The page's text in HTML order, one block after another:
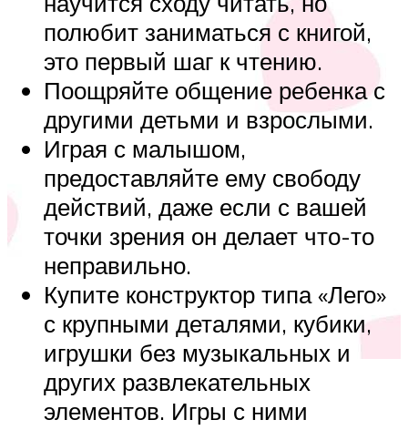
полюбит заниматься с книгой,
это первый шаг к чтению.
Поощряйте общение ребенка с
другими детьми и взрослыми.
Играя с малышом,
предоставляйте ему свободу
действий, даже если с вашей
точки зрения он делает что-то
неправильно.
Купите конструктор типа «Лего»
с крупными деталями, кубики,
игрушки без музыкальных и
других развлекательных
элементов. Игры с ними